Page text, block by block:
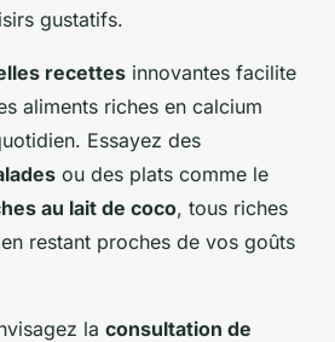
gustatifs.
recettes innovantes facilite
aliments riches en calcium
Essayez des
ou des plats comme le
au lait de coco, tous riches
restant proches de vos goûts
la consultation de